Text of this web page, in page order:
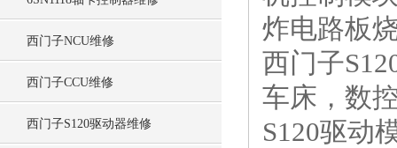
西门子NCU维修
西门子CCU维修
西门子S120驱动器维修
炸电路板
西门子
车床，数
S120驱动